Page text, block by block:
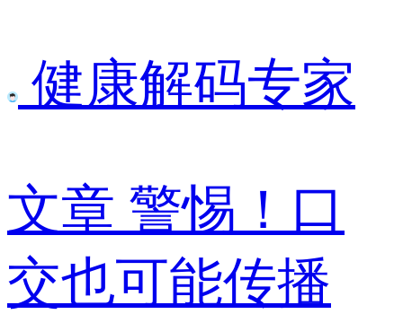
健康解码专家
文章 警惕！口
交也可能传播